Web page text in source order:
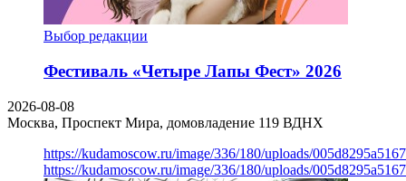
Выбор редакции
Фестиваль «Четыре Лапы Фест» 2026
2026-08-08
Москва, Проспект Мира, домовладение 119 ВДНХ
https://kudamoscow.ru/image/336/180/uploads/
https://kudamoscow.ru/image/336/180/uploads/